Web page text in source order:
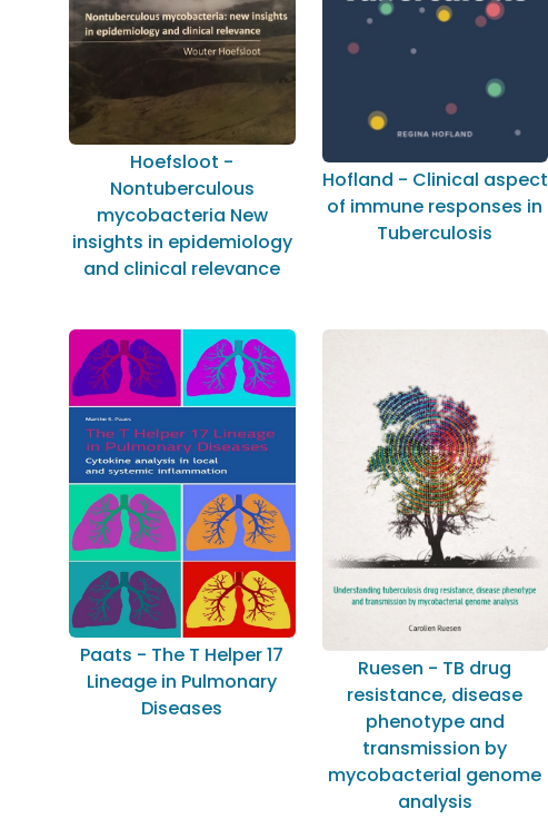
Hoefsloot -
Nontuberculous
mycobacteria New
insights in epidemiology
and clinical relevance
Hofland - Clinical aspect
of immune responses in
Tuberculosis
Paats - The T Helper 17
Lineage in Pulmonary
Diseases
Ruesen - TB drug
resistance, disease
phenotype and
transmission by
mycobacterial genome
analysis